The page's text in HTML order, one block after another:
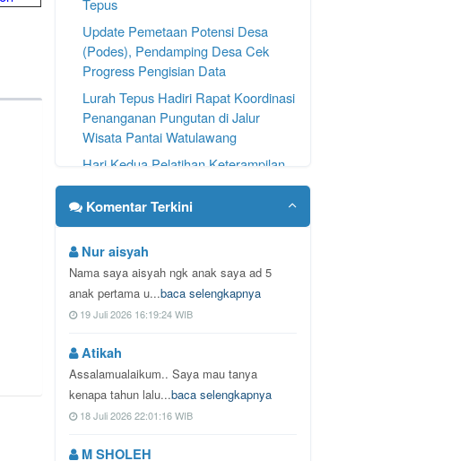
Tepus
Update Pemetaan Potensi Desa
(Podes), Pendamping Desa Cek
Progress Pengisian Data
Lurah Tepus Hadiri Rapat Koordinasi
Penanganan Pungutan di Jalur
Wisata Pantai Watulawang
Hari Kedua Pelatihan Keterampilan
Masyarakat Perempuan Menuju
Desa PRIMA Berlangsung Antusias
BPR BDG Siap Dukung Semarak
Peringatan HUT ke-81
Pelatihan Keterampilan Masyarakat
Perempuan Menuju Desa PRIMA
Resmi Dimulai
Komentar Terkini
Nur aisyah
Nama saya aisyah ngk anak saya ad 5
anak pertama u...baca selengkapnya
19 Juli 2026 16:19:24 WIB
Atikah
Assalamualaikum.. Saya mau tanya
kenapa tahun lalu...baca selengkapnya
18 Juli 2026 22:01:16 WIB
M SHOLEH